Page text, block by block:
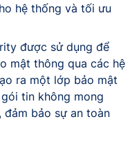
hệ thống và tối ưu
được sử dụng để
mật thông qua các hệ
ra một lớp bảo mật
tin không mong
đảm bảo sự an toàn